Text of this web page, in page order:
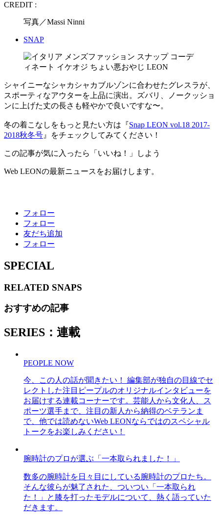
CREDIT :
写真／Massi Ninni
SNAP
シャイニーなシャカシャカブルゾンに合わせたグレスラが、
スポーティなアウターを上品に演出。ズバリ、ノークッショ
ンに上げた丈の長さも軽やかで良いですな〜。
冬の着こなしをもっと見たい方は『Snap LEON vol.18 2017-
2018秋冬号 』をチェックしてみてください！
この記事が気に入ったら「いいね！」しよう
Web LEONの最新ニュースをお届けします。
フォロー
フォロー
友だち追加
フォロー
SPECIAL
RELATED SNAPS
おすすめの記事
SERIES：連載
PEOPLE NOW
今、この人の話が聞きたい！ 編集部が独自の目線でセ
レクトした注目ピープルのオリジナルインタビューを
お届けする連載コーナーです。芸能人から文化人、ス
ポーツ選手まで、注目の新人から納得のベテランま
で、他では読めないWeb LEONならではのスペシャル
トークをお楽しみください！
腕時計のプロが選ぶ「一本取られました！」
数多の腕時計を日々目にしている腕時計のプロたち。
そんな彼らが魅了された、ついつい「一本取られ
た！」と膝を打ったモデルについて、熱く語っていた
だきます。